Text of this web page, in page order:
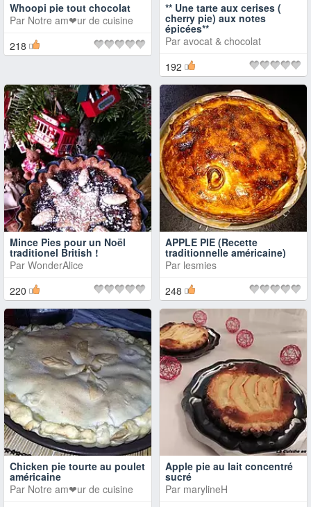
Whoopi pie tout chocolat
Par Notre am❤ur de cuisine
218
** Une tarte aux cerises (
cherry pie) aux notes
épicées**
Par avocat & chocolat
192
Mince Pies pour un Noël
traditionel British !
Par WonderAlice
220
APPLE PIE (Recette
traditionnelle américaine)
Par lesmies
248
Chicken pie tourte au poulet
américaine
Par Notre am❤ur de cuisine
Apple pie au lait concentré
sucré
Par marylineH